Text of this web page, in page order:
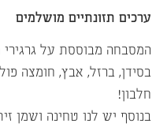
ערכים תזונתיים מושלמים
המסבחה מבוססת על גרגירי
בסידן, ברזל, אבץ, חומצה
חלבון!
בנוסף יש לנו טחינה ושמן